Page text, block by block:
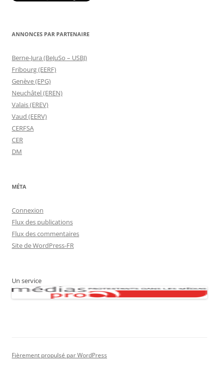
ANNONCES PAR PARTENAIRE
Berne-Jura (BeJuSo – USBJ)
Fribourg (EERF)
Genève (EPG)
Neuchâtel (EREN)
Valais (EREV)
Vaud (EERV)
CERFSA
CER
DM
MÉTA
Connexion
Flux des publications
Flux des commentaires
Site de WordPress-FR
Un service
Fièrement propulsé par WordPress